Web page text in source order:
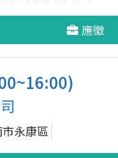
應徵
永康區